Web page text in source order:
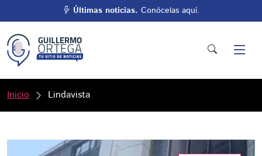
Últimas noticias. Conócelas aquí.
Inicio Lindavista